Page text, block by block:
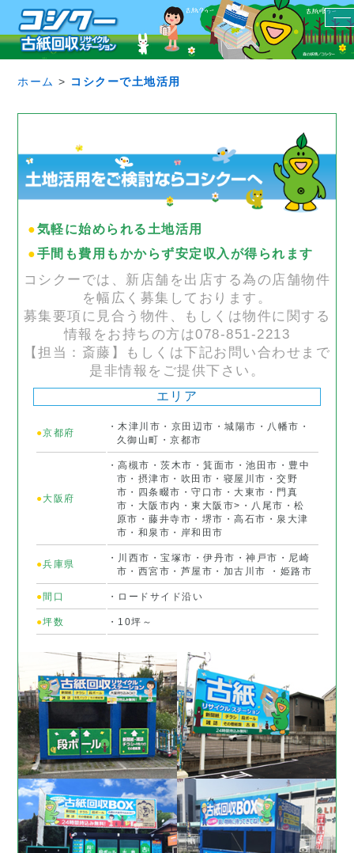
ホーム > コシクーで土地活用
●気軽に始められる土地活用
●手間も費用もかからず安定収入が得られます
コシクーでは、新店舗を出店する為の店舗物件
を幅広く募集しております。
募集要項に見合う物件、もしくは物件に関する
情報をお持ちの方は078-851-2213
【担当：斎藤】もしくは下記お問い合わせまで
是非情報をご提供下さい。
エリア
●京都府
・木津川市・京田辺市・城陽市・八幡市・
久御山町・京都市
●大阪府
・高槻市・茨木市・箕面市・池田市・豊中
市・摂津市・吹田市・寝屋川市・交野
市・四条畷市・守口市・大東市・門真
市・大阪市内・東大阪市>・八尾市・松
原市・藤井寺市・堺市・高石市・泉大津
市・和泉市・岸和田市
●兵庫県
・川西市・宝塚市・伊丹市・神戸市・尼崎
市・西宮市・芦屋市・加古川市 ・姫路市
●間口 ・ロードサイド沿い
●坪数 ・10坪～